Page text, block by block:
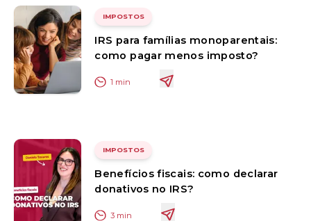
IMPOSTOS
IRS para famílias monoparentais:
como pagar menos imposto?
1 min
IMPOSTOS
Benefícios fiscais: como declarar
donativos no IRS?
3 min